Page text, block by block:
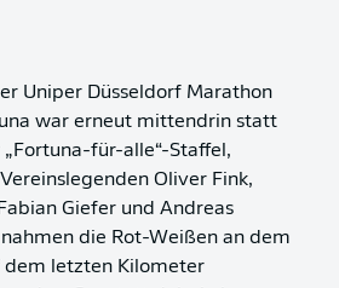
Uniper Düsseldorf Marathon
war erneut mittendrin statt
für-alle“-Staffel,
Oliver Fink,
Giefer und Andreas
die Rot-Weißen an dem
letzten Kilometer